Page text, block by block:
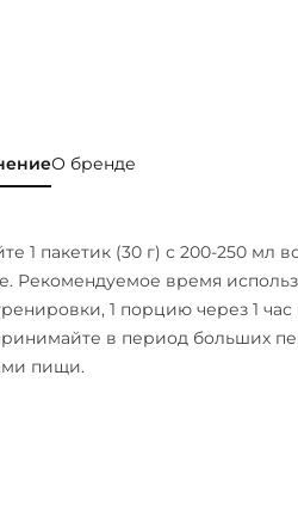
О бренде
1 пакетик (30 г) с 200-250 мл
Рекомендуемое время
1 порцию через 1
в период больших
пищи.